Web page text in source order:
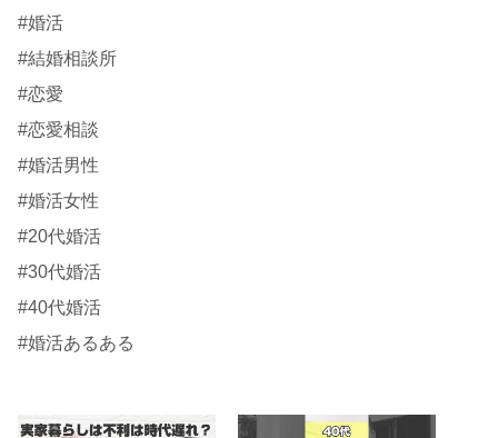
#婚活
#結婚相談所
#恋愛
#恋愛相談
#婚活男性
#婚活女性
#20代婚活
#30代婚活
#40代婚活
#婚活あるある